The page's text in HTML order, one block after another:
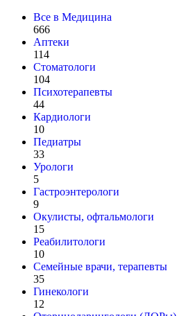
Все в Медицина
666
Аптеки
114
Стоматологи
104
Психотерапевты
44
Кардиологи
10
Педиатры
33
Урологи
5
Гастроэнтерологи
9
Окулисты, офтальмологи
15
Реабилитологи
10
Семейные врачи, терапевты
35
Гинекологи
12